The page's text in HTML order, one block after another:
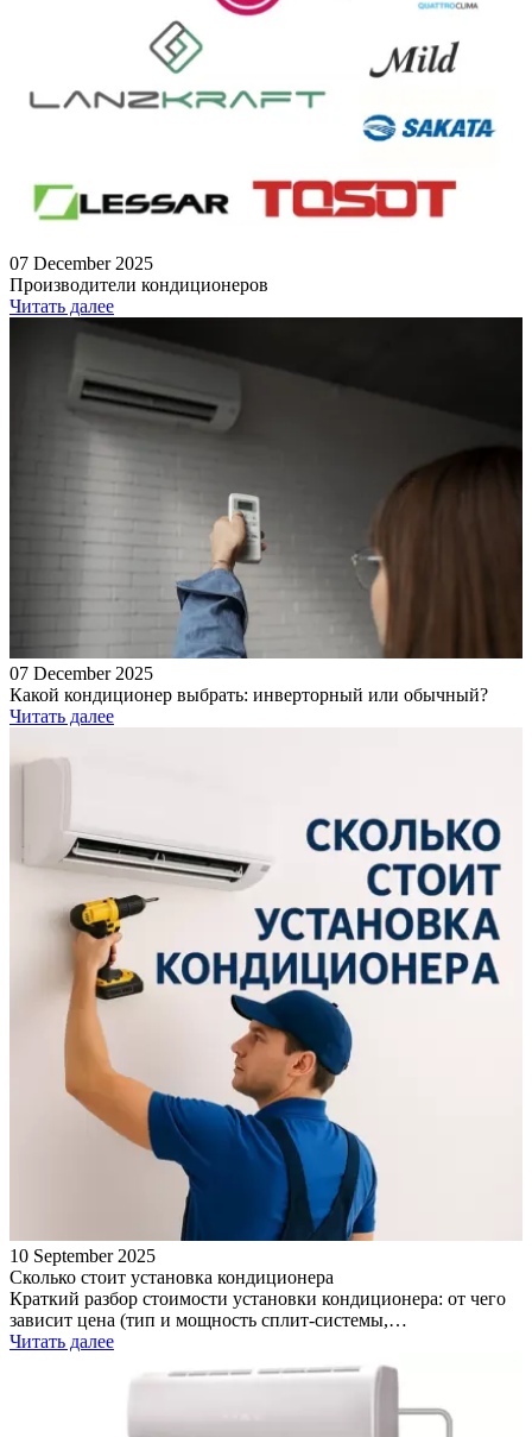
07 December 2025
Производители кондиционеров
Читать далее
07 December 2025
Какой кондиционер выбрать: инверторный или обычный?
Читать далее
10 September 2025
Сколько стоит установка кондиционера
Краткий разбор стоимости установки кондиционера: от чего
зависит цена (тип и мощность сплит‑системы,…
Читать далее